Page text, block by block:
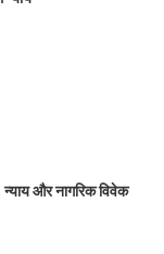
19 की वजह
न्याय और नागरिक विवेक